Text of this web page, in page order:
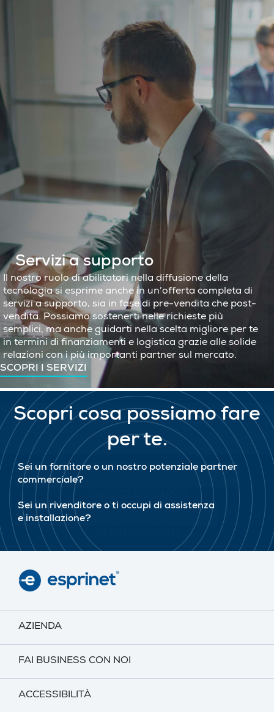
Servizi a supporto
Il nostro ruolo di abilitatori nella diffusione della
tecnologia si esprime anche in un’offerta completa di
servizi a supporto, sia in fase di pre-vendita che post-
vendita. Possiamo sostenerti nelle richieste più
semplici, ma anche guidarti nella scelta migliore per te
in termini di finanziamenti e logistica grazie alle solide
relazioni con i più importanti partner sul mercato.
SCOPRI I SERVIZI
Scopri cosa possiamo fare
per te.
Sei un fornitore o un nostro potenziale partner
commerciale?
Sei un rivenditore o ti occupi di assistenza
e installazione?
AZIENDA
FAI BUSINESS CON NOI
ACCESSIBILITÀ